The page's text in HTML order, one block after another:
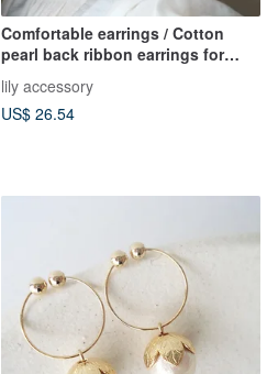
Comfortable earrings / Cotton
pearl back ribbon earrings for
lily accessory
US$ 26.54